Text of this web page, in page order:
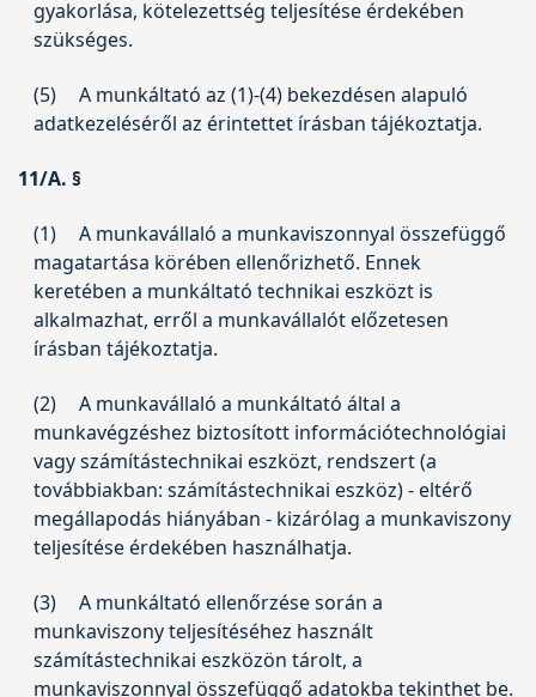
gyakorlása, kötelezettség teljesítése érdekében
szükséges.
(5)
A munkáltató az (1)-(4) bekezdésen alapuló
adatkezeléséről az érintettet írásban tájékoztatja.
11/A. §
(1)
A munkavállaló a munkaviszonnyal összefüggő
magatartása körében ellenőrizhető. Ennek
keretében a munkáltató technikai eszközt is
alkalmazhat, erről a munkavállalót előzetesen
írásban tájékoztatja.
(2)
A munkavállaló a munkáltató által a
munkavégzéshez biztosított információtechnológiai
vagy számítástechnikai eszközt, rendszert (a
továbbiakban: számítástechnikai eszköz) - eltérő
megállapodás hiányában - kizárólag a munkaviszony
teljesítése érdekében használhatja.
(3)
A munkáltató ellenőrzése során a
munkaviszony teljesítéséhez használt
számítástechnikai eszközön tárolt, a
munkaviszonnyal összefüggő adatokba tekinthet be.